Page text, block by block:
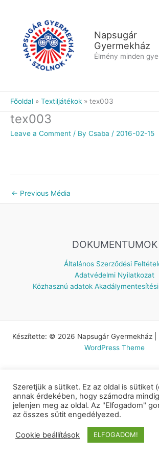
Napsugár
Gyermekház
Élmény minden
Főoldal Textiljátékok tex003
tex003
Leave a Comment / By Csaba / 2016-02-15
← Previous Média
DOKUMENTUMOK
Általános Szerződési
Adatvédelmi Nyilatkozat
Közhasznú adatok
Készítette: © 2026 Napsugár Gyermekház |
WordPress Theme
Szeretjük a sütiket. Ez az oldal is sütiket
annak érdekében, hogy számodra
jelenjen meg az oldal. Az "Elfogadom"
az összes sütit engedélyezed.
Cookie beállítások ELFOGADOM!